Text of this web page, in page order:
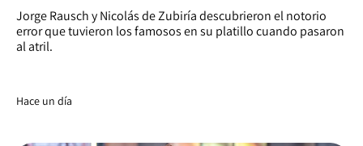
Jorge Rausch y Nicolás de Zubiría descubrieron el notorio
error que tuvieron los famosos en su platillo cuando pasaron
al atril.
Hace un día